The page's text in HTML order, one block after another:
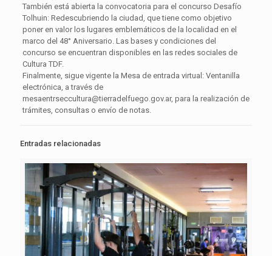
También está abierta la convocatoria para el concurso Desafío
Tolhuin: Redescubriendo la ciudad, que tiene como objetivo
poner en valor los lugares emblemáticos de la localidad en el
marco del 48° Aniversario. Las bases y condiciones del
concurso se encuentran disponibles en las redes sociales de
Cultura TDF.
Finalmente, sigue vigente la Mesa de entrada virtual: Ventanilla
electrónica, a través de
mesaentrseccultura@tierradelfuego.gov.ar, para la realización de
trámites, consultas o envío de notas.
Entradas relacionadas